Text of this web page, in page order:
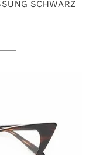
SCHWARZ